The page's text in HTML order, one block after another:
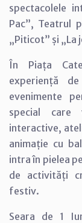
spectacolele
Pac”, Teatrul
„Piticot” și „La
În Piața
experiență
evenimente
special care
interactive,
animație cu
intra în pielea
de activități
festiv.
Seara de 1